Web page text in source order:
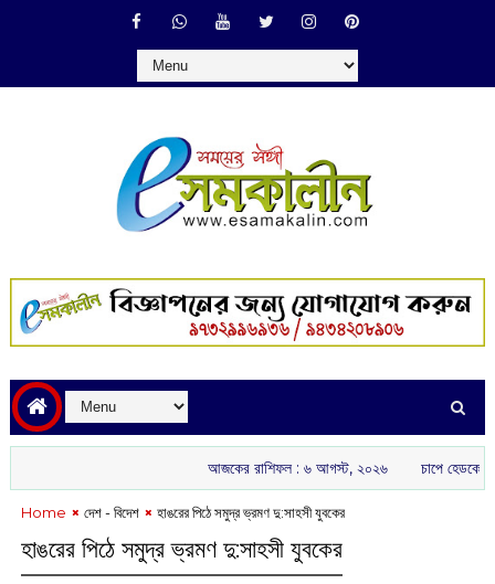
আজকের রাশিফল :‌ ‌‌৬ আগস্ট, ২০২৬ চাপে হেডকোচ গৌতম
Home দেশ - বিদেশ হাঙরের পিঠে সমুদ্র ভ্রমণ দু:‌সাহসী যুবকের
হাঙরের পিঠে সমুদ্র ভ্রমণ দু:‌সাহসী যুবকের